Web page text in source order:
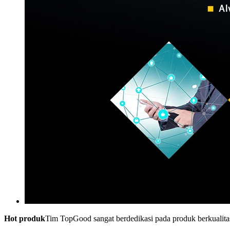
Hot produkTim TopGood sangat berdedikasi pada produk